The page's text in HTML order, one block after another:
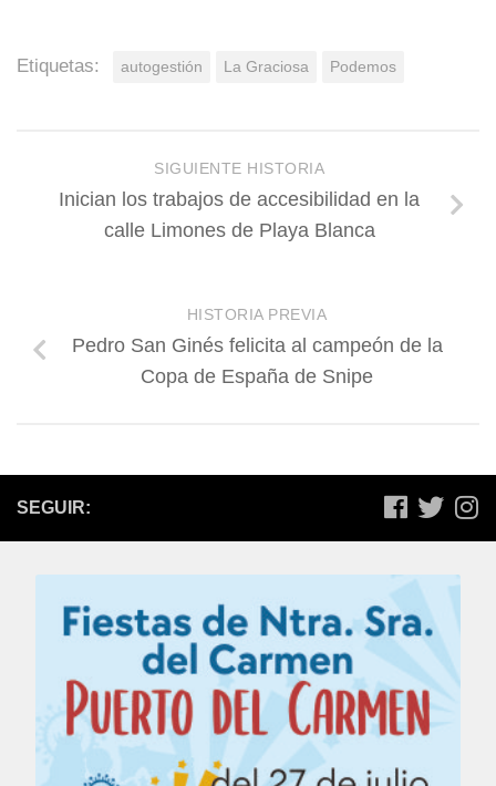
Etiquetas: autogestión La Graciosa Podemos
SIGUIENTE HISTORIA
Inician los trabajos de accesibilidad en la
calle Limones de Playa Blanca
HISTORIA PREVIA
Pedro San Ginés felicita al campeón de la
Copa de España de Snipe
SEGUIR: